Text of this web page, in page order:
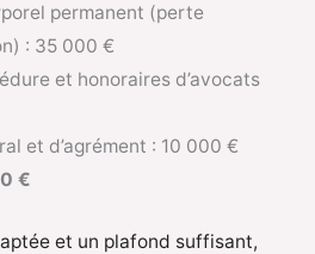
permanent (perte
: 35 000 €
et honoraires d’avocats
et d’agrément : 10 000 €
€
et un plafond suffisant,